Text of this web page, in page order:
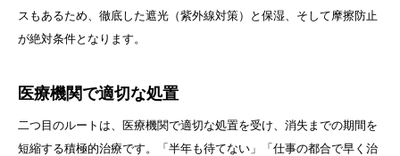
スもあるため、徹底した遮光（紫外線対策）と保湿、そして摩擦防止
が絶対条件となります。
医療機関で適切な処置
二つ目のルートは、医療機関で適切な処置を受け、消失までの期間を
短縮する積極的治療です。「半年も待てない」「仕事の都合で早く治